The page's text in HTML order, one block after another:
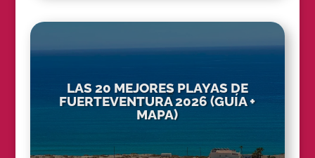
LAS 20 MEJORES PLAYAS DE
FUERTEVENTURA 2026 (GUÍA +
MAPA)